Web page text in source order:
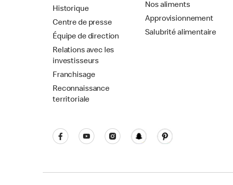
Historique
Centre de presse
Équipe de direction
Relations avec les
investisseurs
Franchisage
Reconnaissance
territoriale
Nos aliments
Approvisionnement
Salubrité alimentaire